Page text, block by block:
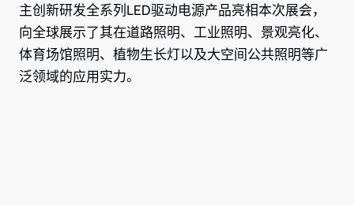
主创新研发全系列LED驱动电源产品亮相本次展会，
向全球展示了其在道路照明、工业照明、景观亮化、
体育场馆照明、植物生长灯以及大空间公共照明等广
泛领域的应用实力。